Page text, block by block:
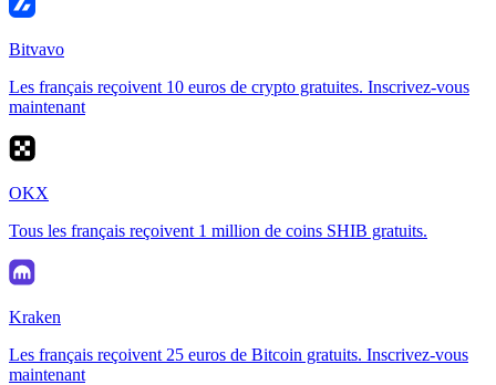
Bitvavo
Les français reçoivent 10 euros de crypto gratuites. Inscrivez-vous
maintenant
OKX
Tous les français reçoivent 1 million de coins SHIB gratuits.
Kraken
Les français reçoivent 25 euros de Bitcoin gratuits. Inscrivez-vous
maintenant